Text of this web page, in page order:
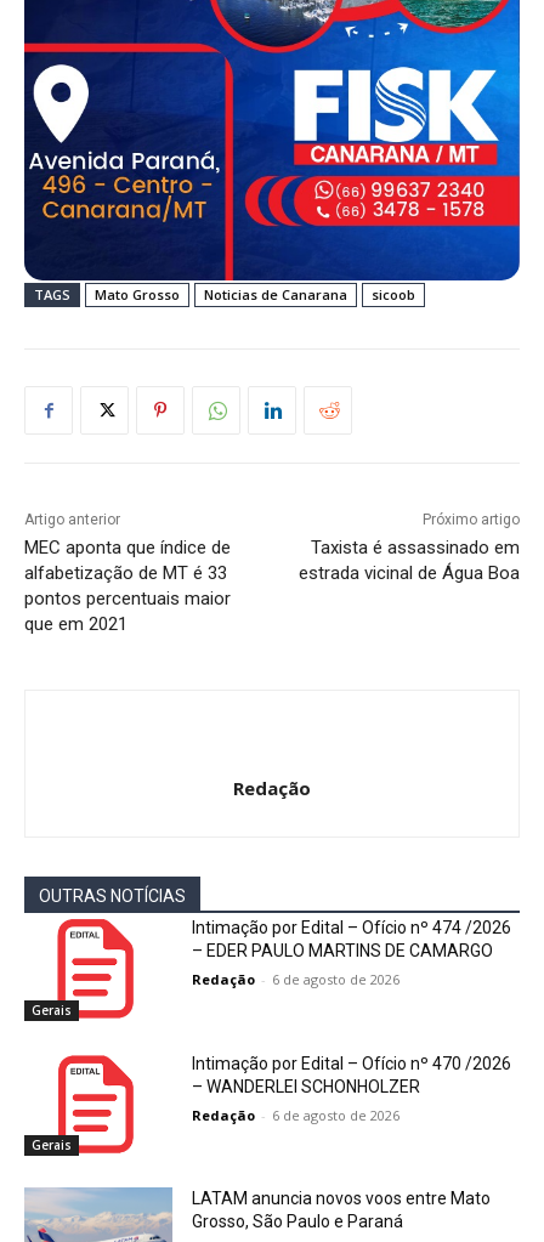
TAGS Mato Grosso Noticias de Canarana sicoob
Artigo anterior
MEC aponta que índice de
alfabetização de MT é 33
pontos percentuais maior
que em 2021
Próximo artigo
Taxista é assassinado em
estrada vicinal de Água Boa
Redação
OUTRAS NOTÍCIAS
Gerais
Intimação por Edital – Ofício nº 474 /2026
– EDER PAULO MARTINS DE CAMARGO
Redação - 6 de agosto de 2026
Gerais
Intimação por Edital – Ofício nº 470 /2026
– WANDERLEI SCHONHOLZER
Redação - 6 de agosto de 2026
LATAM anuncia novos voos entre Mato
Grosso, São Paulo e Paraná